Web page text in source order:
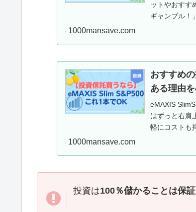
ットやおすす
ギャンブル！
1000mansave.com
おすすめ
ある理由
eMAXIS
はずっと右肩
軽にコストも
1000mansave.com
投資は100％儲かることは保